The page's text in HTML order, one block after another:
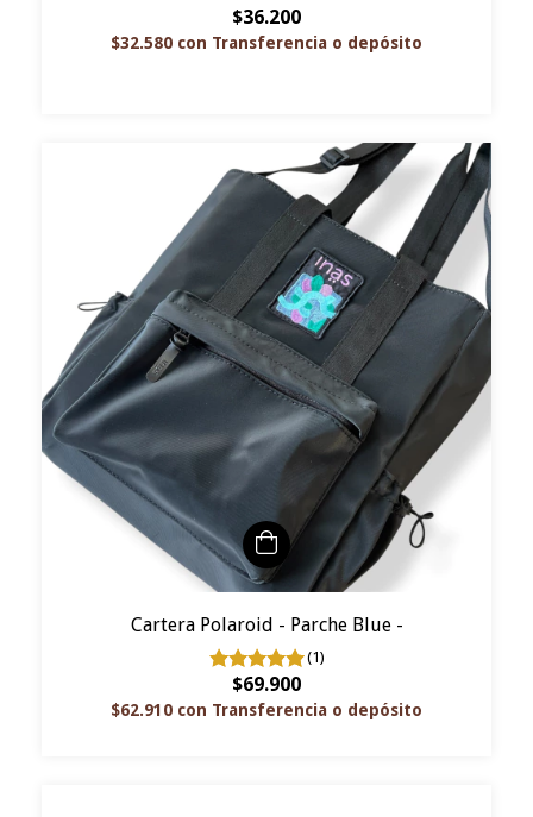
$36.200
$32.580 con Transferencia o depósito
Cartera Polaroid - Parche Blue -
(1)
$69.900
$62.910 con Transferencia o depósito